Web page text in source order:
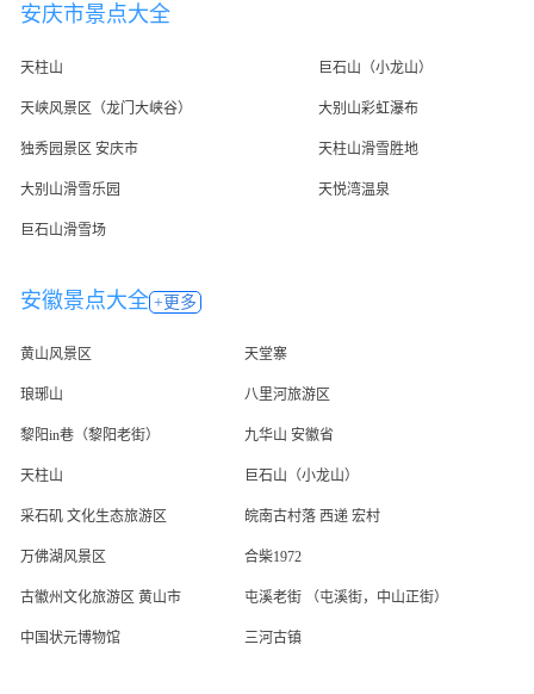
安庆市景点大全
天柱山 巨石山（小龙山）
天峡风景区（龙门大峡谷） 大别山彩虹瀑布
独秀园景区 安庆市 天柱山滑雪胜地
大别山滑雪乐园 天悦湾温泉
巨石山滑雪场
安徽景点大全 +更多
黄山风景区 天堂寨
琅琊山 八里河旅游区
黎阳in巷（黎阳老街） 九华山 安徽省
天柱山 巨石山（小龙山）
采石矶 文化生态旅游区 皖南古村落 西递 宏村
万佛湖风景区 合柴1972
古徽州文化旅游区 黄山市 屯溪老街 （屯溪街，中山正街）
中国状元博物馆 三河古镇